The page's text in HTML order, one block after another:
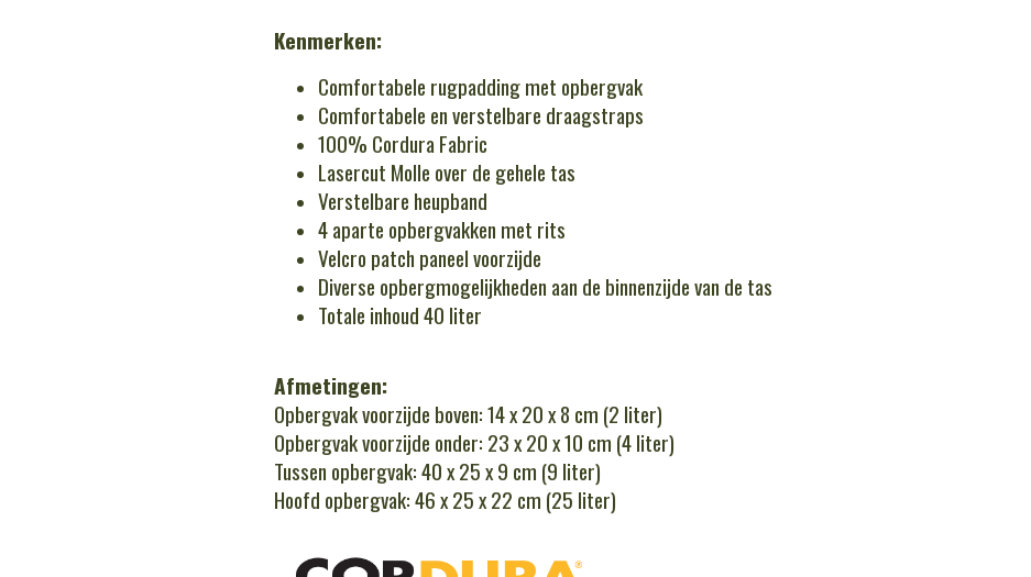
Kenmerken:
Comfortabele rugpadding met opbergvak
Comfortabele en verstelbare draagstraps
100% Cordura Fabric
Lasercut Molle over de gehele tas
Verstelbare heupband
4 aparte opbergvakken met rits
Velcro patch paneel voorzijde
Diverse opbergmogelijkheden aan de binnenzijde van de tas
Totale inhoud 40 liter
​Afmetingen:
Opbergvak voorzijde boven: 14 x 20 x 8 cm (2 liter)
Opbergvak voorzijde onder: 23 x 20 x 10 cm (4 liter)
Tussen opbergvak: 40 x 25 x 9 cm (9 liter)
Hoofd opbergvak: 46 x 25 x 22 cm (25 liter)